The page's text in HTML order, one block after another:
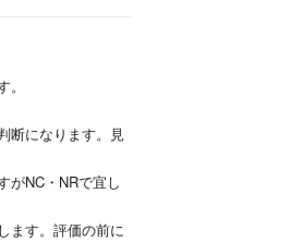
断になります。見
がNC・NRで宜し
ます。評価の前に